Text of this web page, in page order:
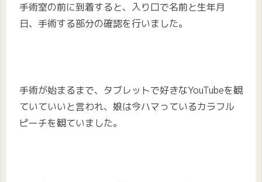
手術室の前に到着すると、入り口で名前と生年月
日、手術する部分の確認を行いました。
手術が始まるまで、タブレットで好きなYouTubeを観
ていていいと言われ、娘は今ハマっているカラフル
ピーチを観ていました。